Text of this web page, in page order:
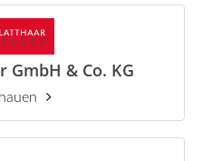
GmbH & Co. KG